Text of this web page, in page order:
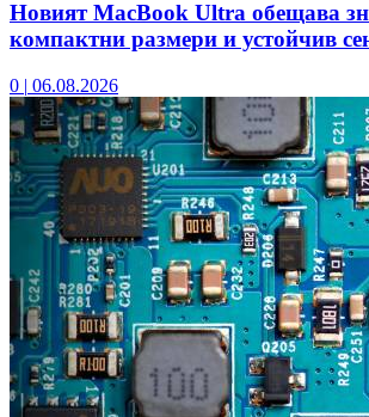
Новият MacBook Ultra обещава
компактни размери и устойчив
0 | 06.08.2026